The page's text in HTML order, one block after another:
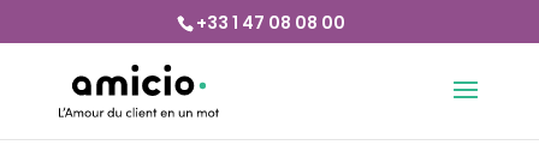
+33 1 47 08 08 00